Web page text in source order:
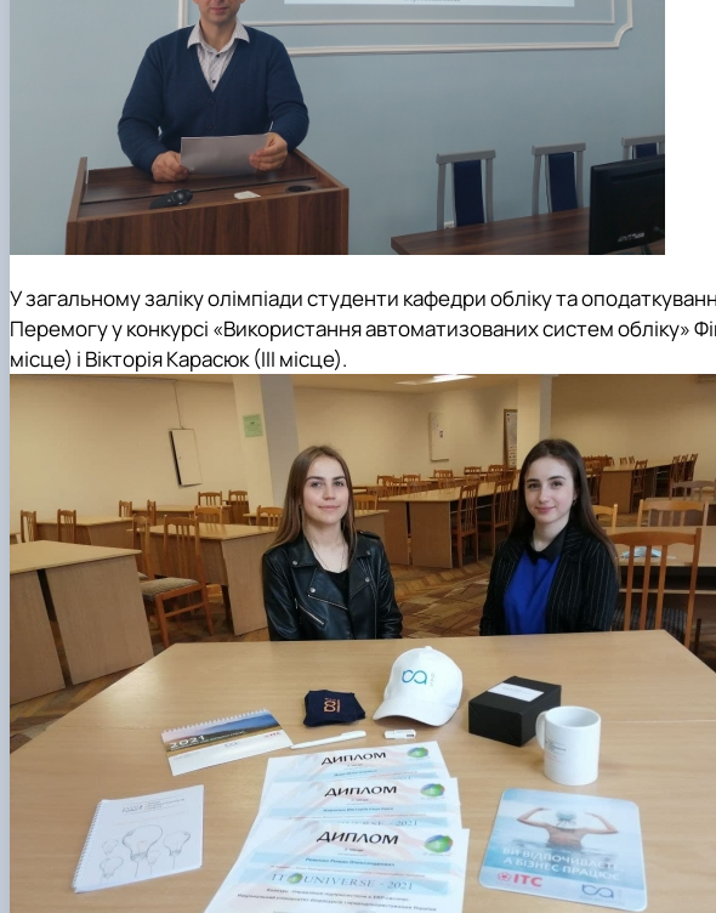
У загальному заліку олімпіади студенти кафедри обліку та
Перемогу у конкурсі «Використання автоматизованих систем обліку»
місце) і Вікторія Карасюк (ІІІ місце).